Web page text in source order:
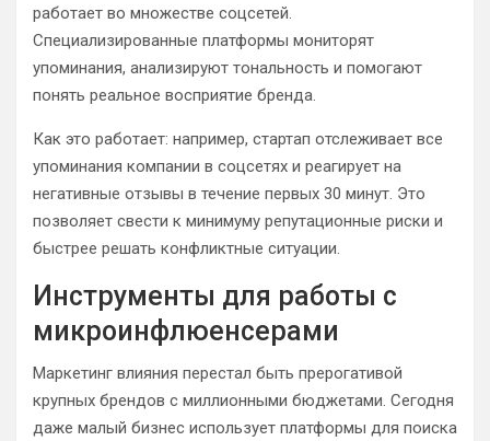
работает во множестве соцсетей.
Специализированные платформы мониторят
упоминания, анализируют тональность и помогают
понять реальное восприятие бренда.
Как это работает: например, стартап отслеживает все
упоминания компании в соцсетях и реагирует на
негативные отзывы в течение первых 30 минут. Это
позволяет свести к минимуму репутационные риски и
быстрее решать конфликтные ситуации.
Инструменты для работы с
микроинфлюенсерами
Маркетинг влияния перестал быть прерогативой
крупных брендов с миллионными бюджетами. Сегодня
даже малый бизнес использует платформы для поиска